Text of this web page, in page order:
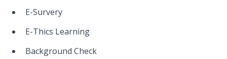
E-Survery
E-Thics Learning
Background Check